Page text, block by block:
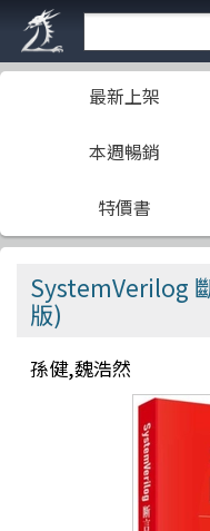
最新上架
本週暢銷
特價書
SystemVerilog
版)
孫健,魏浩然